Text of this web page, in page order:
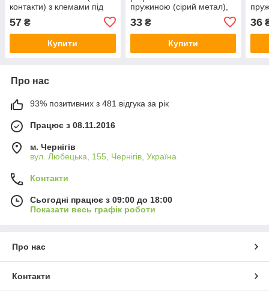
контакти) з клемами під
57 ₴
Купити
пружиною (сірий метал),
33₴
Купити
36
Про нас
93% позитивних з 481 відгука за рік
Працює з 08.11.2016
м. Чернігів
вул. Любецька, 155, Чернігів, Україна
Контакти
Сьогодні працює з 09:00 до 18:00
Показати весь графік роботи
Про нас
Контакти